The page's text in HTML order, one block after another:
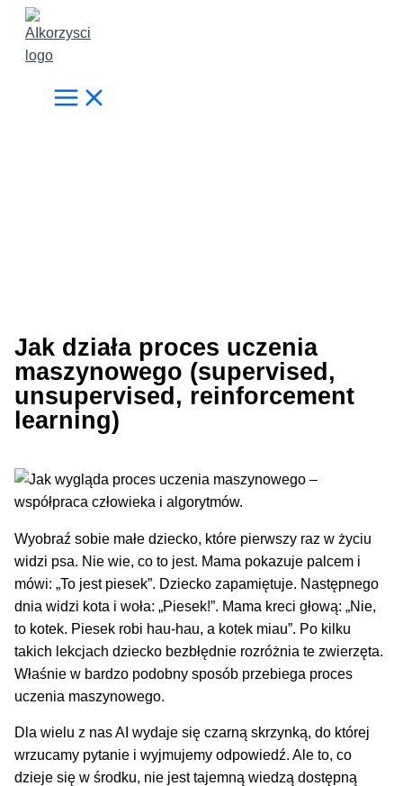
Przejdź
treści
Jak działa proces uczenia
maszynowego (supervised,
unsupervised, reinforcement
learning)
Wyobraź sobie małe dziecko, które pierwszy raz w życiu
widzi psa. Nie wie, co to jest. Mama pokazuje palcem i
mówi: „To jest piesek”. Dziecko zapamiętuje. Następnego
dnia widzi kota i woła: „Piesek!”. Mama kreci głową: „Nie,
to kotek. Piesek robi hau-hau, a kotek miau”. Po kilku
takich lekcjach dziecko bezbłędnie rozróżnia te zwierzęta.
Właśnie w bardzo podobny sposób przebiega proces
uczenia maszynowego.
Dla wielu z nas AI wydaje się czarną skrzynką, do której
wrzucamy pytanie i wyjmujemy odpowiedź. Ale to, co
dzieje się w środku, nie jest tajemną wiedzą dostępną